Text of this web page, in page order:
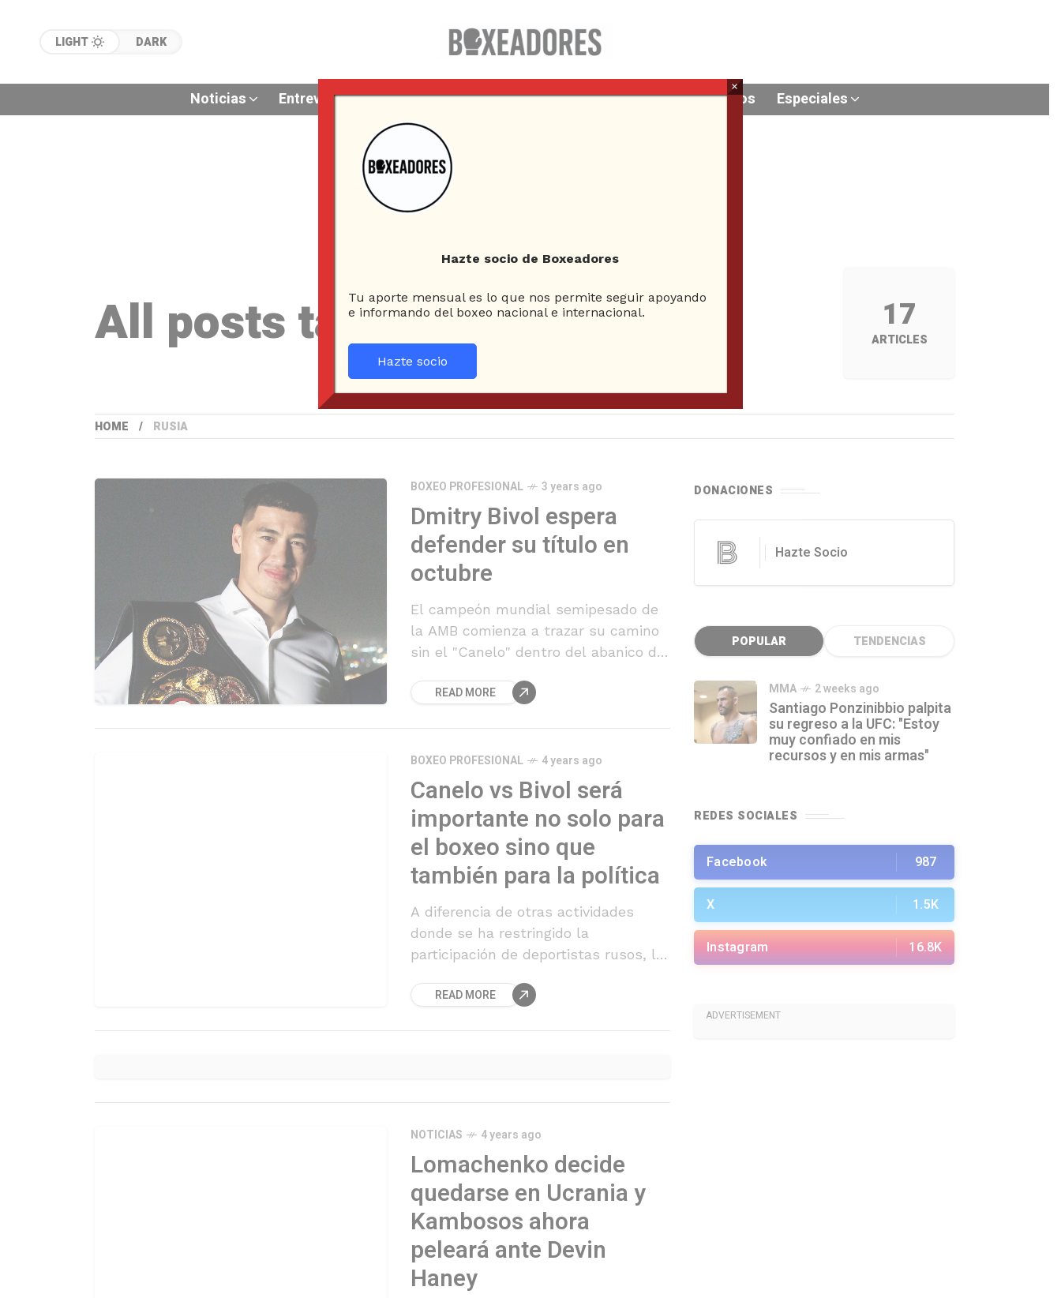
LIGHT DARK
Noticias Entrevistas Columnas Box Clásico Esquina Neutral Videos Especiales
All posts tagged in Rusia 17
ARTICLES
HOME RUSIA
BOXEO PROFESIONAL 3 years ago
Dmitry Bivol espera
defender su título en
octubre
El campeón mundial semipesado de
la AMB comienza a trazar su camino
sin el "Canelo" dentro del abanico de
READ MORE
BOXEO PROFESIONAL 4 years ago
Canelo vs Bivol será
importante no solo para
el boxeo sino que
también para la política
A diferencia de otras actividades
donde se ha restringido la
participación de deportistas rusos, la
aparece para el presidente del CMB,
READ MORE
NOTICIAS 4 years ago
Lomachenko decide
quedarse en Ucrania y
Kambosos ahora
peleará ante Devin
Haney
DONACIONES
Hazte Socio
POPULAR TENDENCIAS
MMA 2 weeks ago
Santiago Ponzinibbio palpita
su regreso a la UFC: "Estoy
muy confiado en mis
recursos y en mis armas"
REDES SOCIALES
Facebook 987
X 1.5K
Instagram 16.8K
ADVERTISEMENT
Hazte socio de Boxeadores
Tu aporte mensual es lo que nos permite seguir apoyando
e informando del boxeo nacional e internacional.
Hazte socio
×